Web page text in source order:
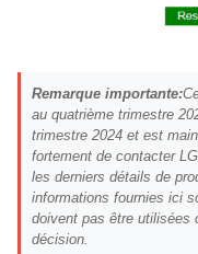
Remarque importante:
au quatrième trimestre
trimestre 2024 et est
fortement de contacter
les derniers détails de
informations fournies ici
doivent pas être utilisées
décision.